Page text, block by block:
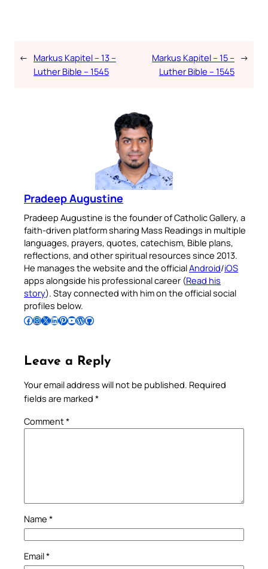
← Markus Kapitel – 13 –
Luther Bible – 1545
Markus Kapitel – 15 –
Luther Bible – 1545
→
Pradeep Augustine
Pradeep Augustine is the founder of Catholic Gallery, a
faith-driven platform sharing Mass Readings in multiple
languages, prayers, quotes, catechism, Bible plans,
reflections, and other spiritual resources since 2013.
He manages the website and the officialAndroid/iOS
apps alongside his professional career (Read his
story). Stay connected with him on the official social
profiles below.
Follow Pradeep on Facebook Follow Pradeep on InstagramFollow Pradeep on X Follow Pradeep on LinkedIn Follow Pradeep on Pinterest Subscribe to Pradeep’s Youtube Channel Follow Pradeep on WordPress Follow Pradeep on GitHub
Leave a Reply
Your email address will not be published. Required
fields are marked *
Comment*
Name *
Email*